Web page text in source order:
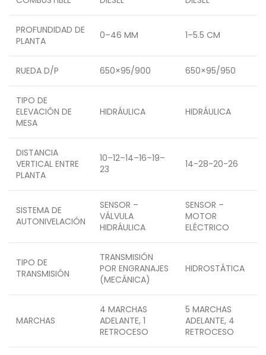
PROFUNDIDAD DE
PLANTA
0–46 MM 1–5.5 CM
RUEDA D/P 650×95/900 650×95/950
TIPO DE
ELEVACIÓN DE
MESA
HIDRÁULICA HIDRÁULICA
DISTANCIA
VERTICAL ENTRE
PLANTA
10–12–14–16–19–
23
14-28-20-26
SISTEMA DE
AUTONIVELACIÓN
SENSOR –
VÁLVULA
HIDRÁULICA
SENSOR –
MOTOR
ELÉCTRICO
TIPO DE
TRANSMISIÓN
TRANSMISIÓN
POR ENGRANAJES
(MECÁNICA)
HIDROSTÁTICA
MARCHAS
4 MARCHAS
ADELANTE, 1
RETROCESO
5 MARCHAS
ADELANTE, 4
RETROCESO